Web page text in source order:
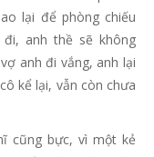
lại để phòng chiếu
anh thề sẽ không
anh đi vắng, anh lại
kể lại, vẫn còn chưa
cũng bực, vì một kẻ